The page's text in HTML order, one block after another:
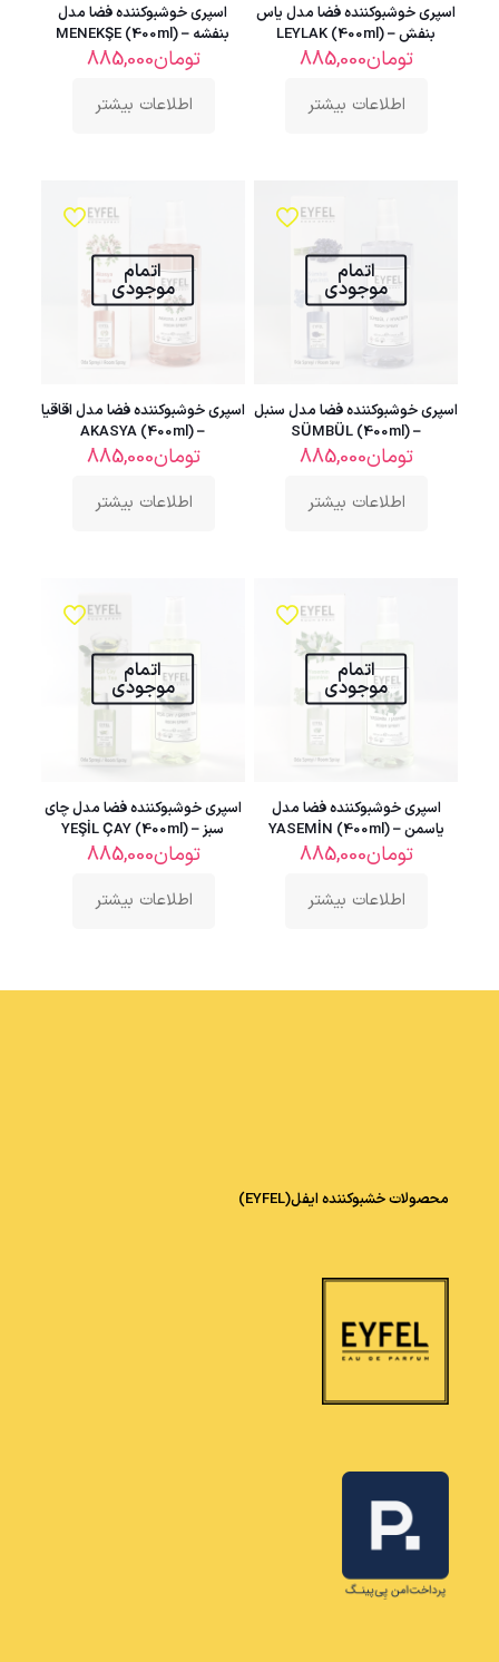
اسپری خوشبوکننده فضا مدل یاس
بنفش – LEYLAK (400ml)
تومان885,000
اطلاعات بیشتر
اسپری خوشبوکننده فضا مدل
بنفشه – MENEKŞE (400ml)
تومان885,000
اطلاعات بیشتر
اتمام
موجودی
اسپری خوشبوکننده فضا مدل سنبل
– SÜMBÜL (400ml)
تومان885,000
اطلاعات بیشتر
اتمام
موجودی
اسپری خوشبوکننده فضا مدل اقاقیا
– AKASYA (400ml)
تومان885,000
اطلاعات بیشتر
اتمام
موجودی
اسپری خوشبوکننده فضا مدل
یاسمن – YASEMİN (400ml)
تومان885,000
اطلاعات بیشتر
اتمام
موجودی
اسپری خوشبوکننده فضا مدل چای
سبز – YEŞİL ÇAY (400ml)
تومان885,000
اطلاعات بیشتر
محصولات خشبوکننده ایفل(EYFEL)